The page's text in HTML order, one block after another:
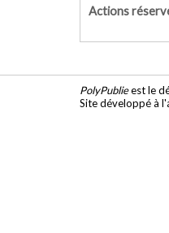
Actions
PolyPublieest le
Site développé à